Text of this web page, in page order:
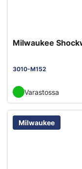
Milwaukee
3010-M152
Varastossa
Milwaukee